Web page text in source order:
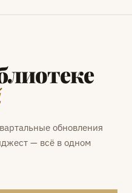
обновления
— всё в одном